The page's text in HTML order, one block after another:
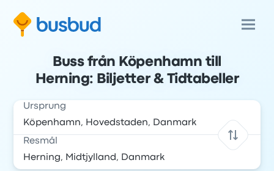
Buss från Köpenhamn till
Herning: Biljetter & Tidtabeller
Ursprung
Resmål